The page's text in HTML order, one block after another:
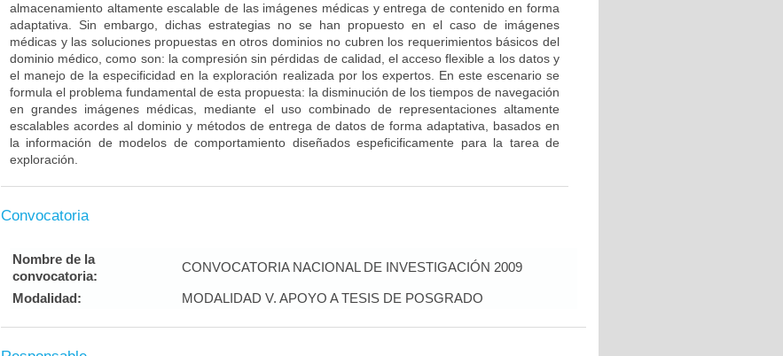
almacenamiento altamente escalable de las imágenes médicas y entrega de contenido en forma
adaptativa. Sin embargo, dichas estrategias no se han propuesto en el caso de imágenes
médicas y las soluciones propuestas en otros dominios no cubren los requerimientos básicos del
dominio médico, como son: la compresión sin pérdidas de calidad, el acceso flexible a los datos y
el manejo de la especificidad en la exploración realizada por los expertos. En este escenario se
formula el problema fundamental de esta propuesta: la disminución de los tiempos de navegación
en grandes imágenes médicas, mediante el uso combinado de representaciones altamente
escalables acordes al dominio y métodos de entrega de datos de forma adaptativa, basados en
la información de modelos de comportamiento diseñados espeficificamente para la tarea de
exploración.
Convocatoria
Nombre de la
convocatoria:
CONVOCATORIA NACIONAL DE INVESTIGACIÓN 2009
Modalidad: MODALIDAD V. APOYO A TESIS DE POSGRADO